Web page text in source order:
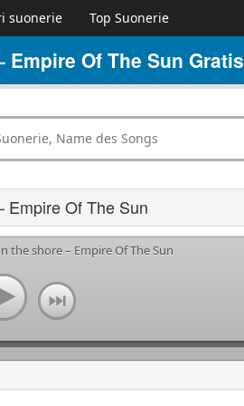
suonerie Top Suonerie
Of The Sun Gratis
Of The Sun
the shore – Empire Of The Sun